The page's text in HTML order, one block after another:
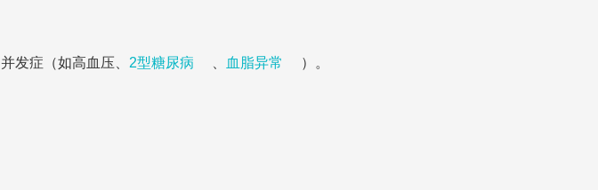
发症（如高血压、 2型糖尿病 血脂异常 ）。